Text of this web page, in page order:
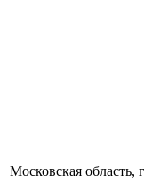
Московская